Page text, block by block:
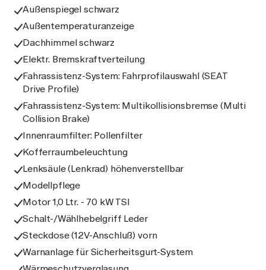
Außenspiegel schwarz
Außentemperaturanzeige
Dachhimmel schwarz
Elektr. Bremskraftverteilung
Fahrassistenz-System: Fahrprofilauswahl (SEAT
Drive Profile)
Fahrassistenz-System: Multikollisionsbremse (Multi
Collision Brake)
Innenraumfilter: Pollenfilter
Kofferraumbeleuchtung
Lenksäule (Lenkrad) höhenverstellbar
Modellpflege
Motor 1,0 Ltr. - 70 kW TSI
Schalt-/Wählhebelgriff Leder
Steckdose (12V-Anschluß) vorn
Warnanlage für Sicherheitsgurt-System